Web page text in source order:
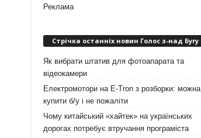
Реклама
Стрічка останніх новин Голос з-над Бугу
Як вибрати штатив для фотоапарата та
відеокамери
Електромотори на E-Tron з розборки: можна
купити б/у і не пожаліти
Чому китайський «хайтек» на українських
дорогах потребує втручання програміста